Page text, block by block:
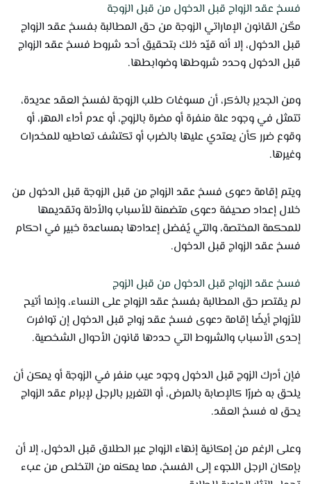
فسخ عقد الزواج قبل الدخول من قبل الزوجة
مكّن القانون الإماراتي الزوجة من حق المطالبة بفسخ عقد الزواج
قبل الدخول، إلا أنه قيّد ذلك بتحقيق أحد شروط فسخ عقد الزواج
قبل الدخول وحدد شروطها وضوابطها.
ومن الجدير بالذكر، أن مسوغات طلب الزوجة لفسخ العقد عديدة،
تتمثل في وجود علة منفرة أو مضرة بالزوج، أو عدم أداء المهر، أو
وقوع ضرر كأن يعتدي عليها بالضرب أو تكتشف تعاطيه للمخدرات
وغيرها.
ويتم إقامة دعوى فسخ عقد الزواج من قبل الزوجة قبل الدخول من
خلال إعداد صحيفة دعوى متضمنة للأسباب والأدلة وتقديمها
للمحكمة المختصة، والتي يُفضل إعدادها بمساعدة خبير في احكام
فسخ عقد الزواج قبل الدخول.
فسخ عقد الزواج قبل الدخول من قبل الزوج
لم يقتصر حق المطالبة بفسخ عقد الزواج على النساء، وإنما أتيح
للأزواج أيضًا إقامة دعوى فسخ عقد زواج قبل الدخول إن توافرت
إحدى الأسباب والشروط التي حددها قانون الأحوال الشخصية.
فإن أدرك الزوج قبل الدخول وجود عيب منفر في الزوجة أو يمكن أن
يلحق به ضررًا كالإصابة بالمرض، أو التغرير بالرجل لإبرام عقد الزواج
يحق له فسخ العقد.
وعلى الرغم من إمكانية إنهاء الزواج عبر الطلاق قبل الدخول، إلا أن
بإمكان الرجل اللجوء إلى الفسخ، مما يمكنه من التخلص من عبء